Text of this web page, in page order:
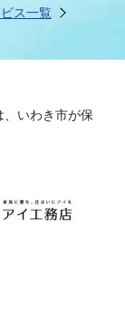
ス一覧
いわき市が保